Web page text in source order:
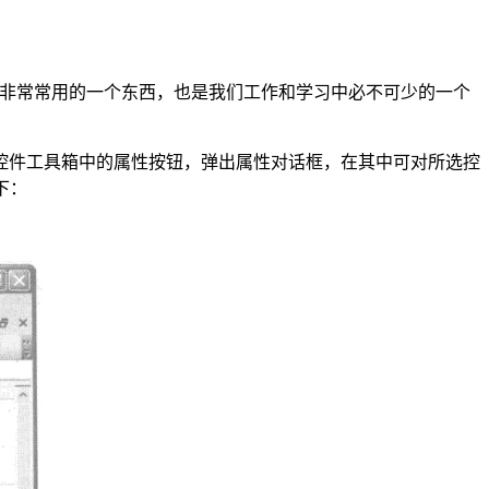
常常用的一个东西，也是我们工作和学习中必不可少的一个
工具箱中的属性按钮，弹出属性对话框，在其中可对所选控